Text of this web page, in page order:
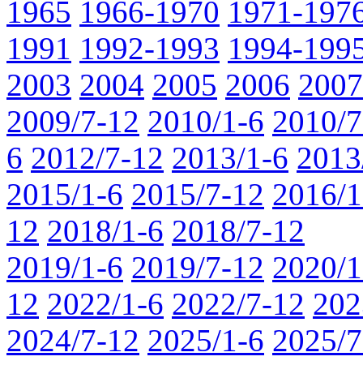
1965 1966-1970 1971-
1991 1992-1993 1994-
2003 2004 2005 2006 2007
2009/7-12 2010/1-6 2010/
6 2012/7-12 2013/1-6
2015/1-6 2015/7-12 2016/
12 2018/1-6 2018/7-12
2019/1-6 2019/7-12 2020/
12 2022/1-6 2022/7-12
2024/7-12 2025/1-6 2025/